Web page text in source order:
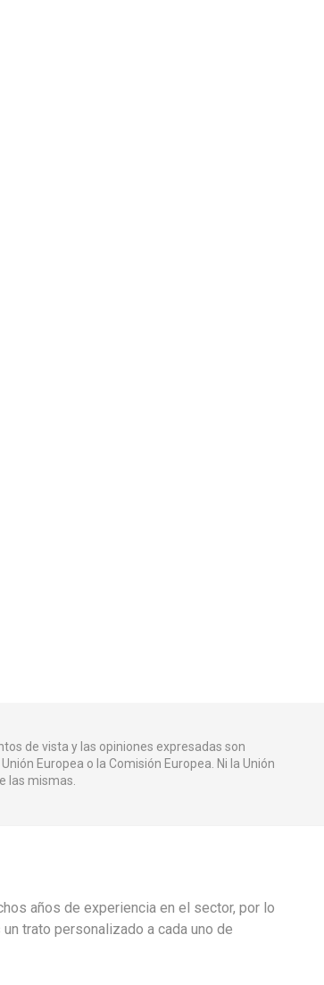
de vista y las opiniones expresadas son
Europea o la Comisión Europea. Ni la Unión
las mismas.
años de experiencia en el sector, por lo
trato personalizado a cada uno de